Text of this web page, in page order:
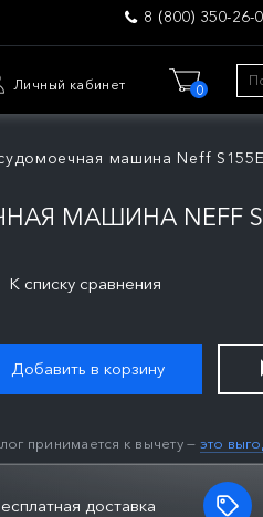
8 (800) 350-26-
Личный кабинет 0
машина Neff
МАШИНА NEFF
К списку сравнения
принимается к вычету — это
Добавить в корзину
доставка